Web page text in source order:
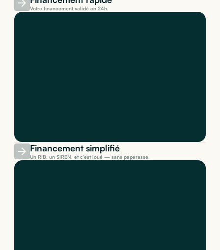
Votre financement validé en 24h.
Financement simplifié
Un RIB, un SIREN, et c’est loué — sans paperasse.